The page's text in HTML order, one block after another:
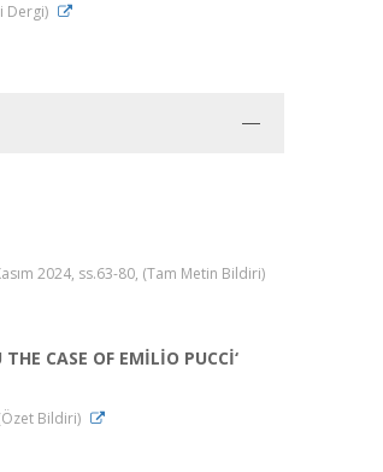
Dergi)
2024, ss.63-80, (Tam Metin Bildiri)
CASE OF EMİLİO PUCCİ‘
Bildiri)